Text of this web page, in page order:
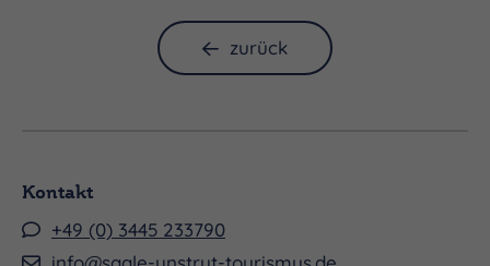
zurück
Kontakt
+49 (0) 3445 233790